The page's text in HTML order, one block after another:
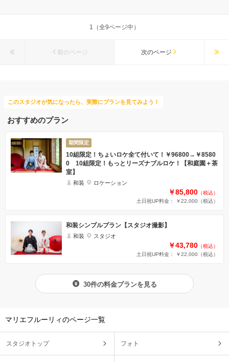
1（全9ページ中）
前のページ 次のページ
このスタジオが気になったら、実際にプランを見てみよう！
おすすめのプラン
期間限定
10組限定！ちょいロケ全て付いて！￥96800→￥8580
0 10組限定！もっとリーズナブルロケ！【和庭園＋茶
室】
和装 ロケーション
￥85,800 （税込）
土日祝UP料金： ￥22,000 （税込）
和装シンプルプラン【スタジオ撮影】
和装 スタジオ
￥43,780 （税込）
土日祝UP料金： ￥22,000 （税込）
30件の料金プランを見る
マリエフルーリィのページ一覧
スタジオトップ フォト